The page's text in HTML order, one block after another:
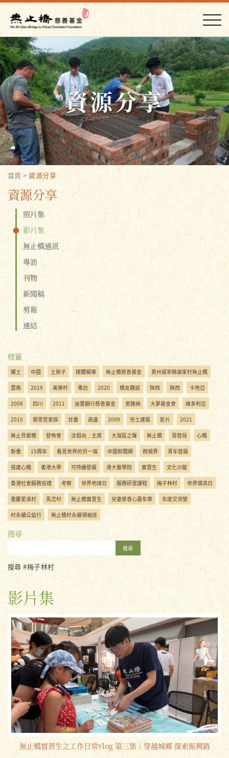
資源分享
首頁 >資源分享
資源分享
照片集
影片集
無止橋通訊
專訪
刊物
新聞稿
剪報
連結
標籤
鄉土 中國 土房子 媒體報導 無止橋慈善基金 貴州威寧縣謝家村無止橋
雲南 2019 美樂村 專訪 2020 橋友趣談 陝西 陜西 卡地亞
2008 四川 2011 滙豐銀行慈善基金 奧雅納 大夢基金會 維多利亞
2010 鄧思哲家族 甘肅 高盛 2009 夯土建築 影片 2021
無止貝雷橋 發佈會 沈祖尧，主席 大灣區之聲 無止橋 貿發局 心橋
新書 15周年 看見世界的另一端 中國新聞網 微視界 青年發展
搭建心橋 香港大學 可持續發展 港大醫學院 實習生 文化沙龍
香港社會服務巡禮 考察 世界地球日 服務研習課程 梅子林村 世界環境日
重慶星溪村 馬岔村 無止橋實習生 兒童慈善心嘉年華 年度交流營
村永續公益行 無止橋村永續領袖班
搜尋
搜尋
搜尋 #梅子林村
影片集
無止橋實習生之工作日常vlog 第三集｜穿越城鄉 探索振興路